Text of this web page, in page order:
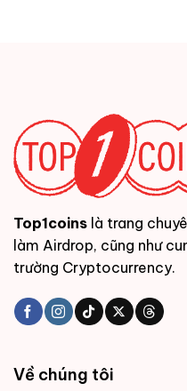
Top1coins là trang
làm Airdrop, cũng như
trường Cryptocurrency.
Về chúng tôi